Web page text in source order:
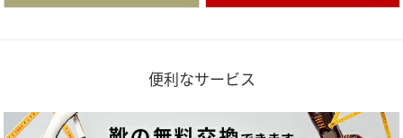
便利なサービス